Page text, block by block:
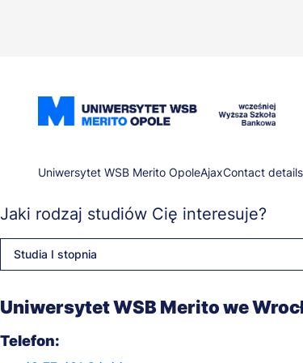
Ścieżka
nawigacyjna
Uniwersytet WSB Merito OpoleAjaxContact
Jaki rodzaj studiów Cię interesuje?
Studia I stopnia
Uniwersytet WSB Merito we
Telefon: